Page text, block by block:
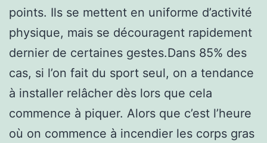
points. Ils se mettent en uniforme d’activité
physique, mais se découragent rapidement
dernier de certaines gestes.Dans 85% des
cas, si l’on fait du sport seul, on a tendance
à installer relâcher dès lors que cela
commence à piquer. Alors que c’est l’heure
où on commence à incendier les corps gras